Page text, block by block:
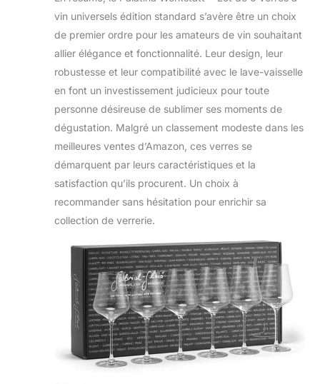
vin universels édition standard s’avère être un choix
de premier ordre pour les amateurs de vin souhaitant
allier élégance et fonctionnalité. Leur design, leur
robustesse et leur compatibilité avec le lave-vaisselle
en font un investissement judicieux pour toute
personne désireuse de sublimer ses moments de
dégustation. Malgré un classement modeste dans les
meilleures ventes d’Amazon, ces verres se
démarquent par leurs caractéristiques et la
satisfaction qu’ils procurent. Un choix à
recommander sans hésitation pour enrichir sa
collection de verrerie.